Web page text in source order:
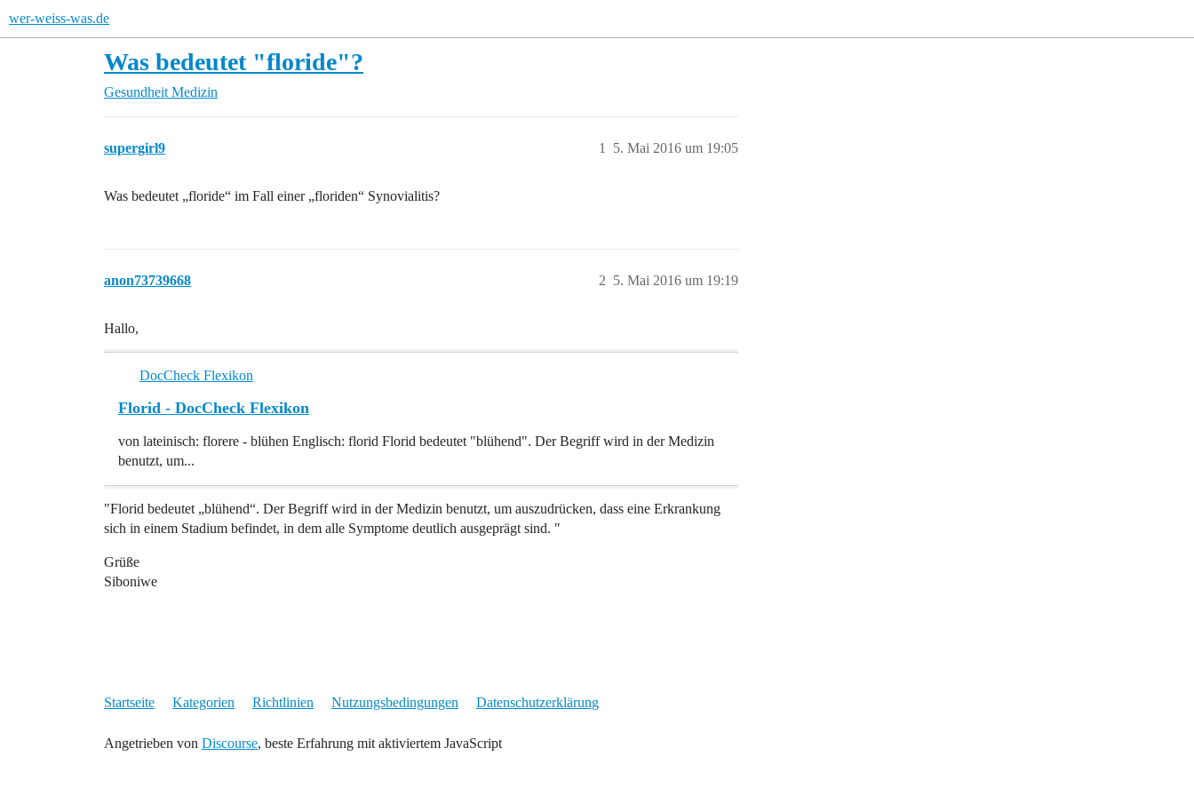
wer-weiss-was.de
Was bedeutet "floride"?
Gesundheit Medizin
supergirl9 5. Mai 2016 um 19:05
1
Was bedeutet „floride“ im Fall einer „floriden“ Synovialitis?
anon73739668 5. Mai 2016 um 19:19
2
Hallo,
DocCheck Flexikon
Florid - DocCheck Flexikon
von lateinisch: florere - blühen Englisch: florid Florid bedeutet "blühend". Der Begriff wird in der Medizin
benutzt, um...
"Florid bedeutet „blühend“. Der Begriff wird in der Medizin benutzt, um auszudrücken, dass eine Erkrankung
sich in einem Stadium befindet, in dem alle Symptome deutlich ausgeprägt sind. "
Grüße
Siboniwe
Startseite Kategorien Richtlinien Nutzungsbedingungen Datenschutzerklärung
Angetrieben von Discourse, beste Erfahrung mit aktiviertem JavaScript